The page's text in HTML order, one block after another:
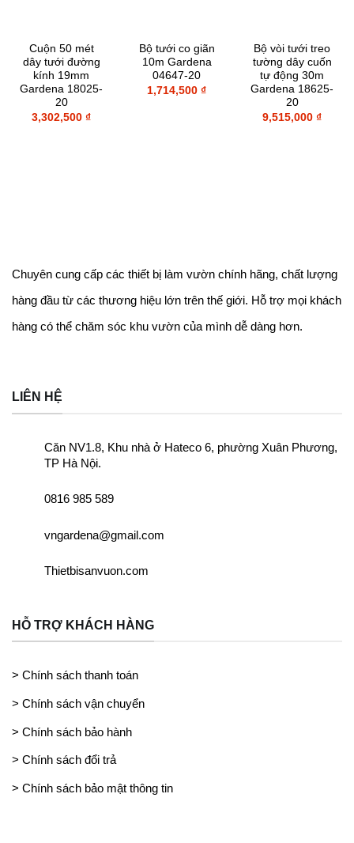
Cuộn 50 mét
dây tưới đường
kính 19mm
Gardena 18025-
20
3,302,500₫
Bộ tưới co giãn
10m Gardena
04647-20
1,714,500₫
Bộ vòi tưới treo
tường dây cuốn
tự động 30m
Gardena 18625-
20
9,515,000₫
Chuyên cung cấp các thiết bị làm vườn chính hãng, chất lượng
hàng đầu từ các thương hiệu lớn trên thế giới. Hỗ trợ mọi khách
hàng có thể chăm sóc khu vườn của mình dễ dàng hơn.
LIÊN HỆ
Căn NV1.8, Khu nhà ở Hateco 6, phường Xuân Phương,
TP Hà Nội.
0816 985 589
vngardena@gmail.com
Thietbisanvuon.com
HỖ TRỢ KHÁCH HÀNG
> Chính sách thanh toán
> Chính sách vận chuyển
> Chính sách bảo hành
> Chính sách đổi trả
> Chính sách bảo mật thông tin